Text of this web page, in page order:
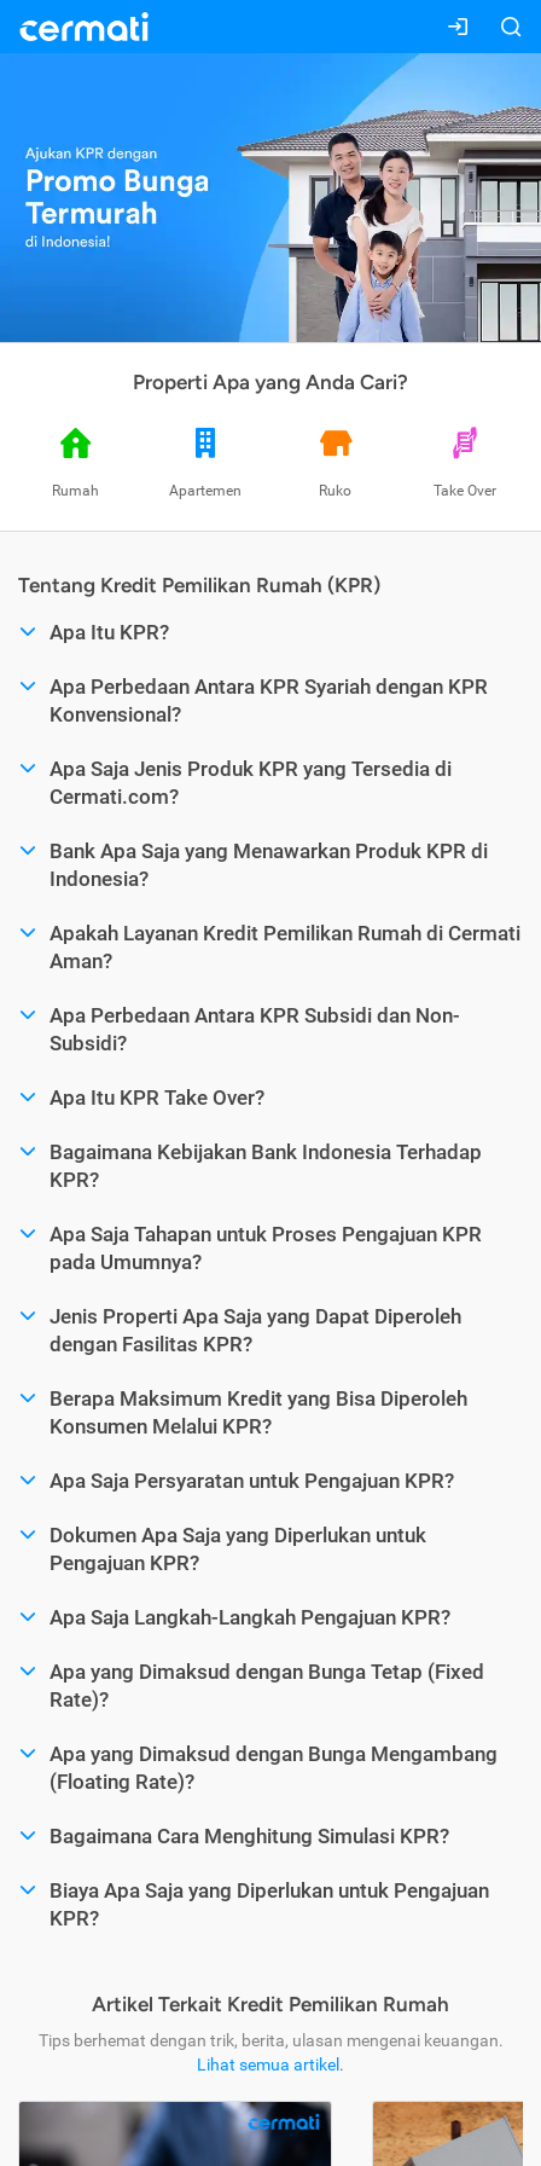
Properti Apa yang Anda Cari?
Rumah Apartemen Ruko Take Over
Tentang Kredit Pemilikan Rumah (KPR)
Apa Itu KPR?
Apa Perbedaan Antara KPR Syariah dengan KPR
Konvensional?
Apa Saja Jenis Produk KPR yang Tersedia di
Cermati.com?
Bank Apa Saja yang Menawarkan Produk KPR di
Indonesia?
Apakah Layanan Kredit Pemilikan Rumah di Cermati
Aman?
Apa Perbedaan Antara KPR Subsidi dan Non-
Subsidi?
Apa Itu KPR Take Over?
Bagaimana Kebijakan Bank Indonesia Terhadap
KPR?
Apa Saja Tahapan untuk Proses Pengajuan KPR
pada Umumnya?
Jenis Properti Apa Saja yang Dapat Diperoleh
dengan Fasilitas KPR?
Berapa Maksimum Kredit yang Bisa Diperoleh
Konsumen Melalui KPR?
Apa Saja Persyaratan untuk Pengajuan KPR?
Dokumen Apa Saja yang Diperlukan untuk
Pengajuan KPR?
Apa Saja Langkah-Langkah Pengajuan KPR?
Apa yang Dimaksud dengan Bunga Tetap (Fixed
Rate)?
Apa yang Dimaksud dengan Bunga Mengambang
(Floating Rate)?
Bagaimana Cara Menghitung Simulasi KPR?
Biaya Apa Saja yang Diperlukan untuk Pengajuan
KPR?
Artikel Terkait Kredit Pemilikan Rumah
Tips berhemat dengan trik, berita, ulasan mengenai keuangan.
Lihat semua artikel .